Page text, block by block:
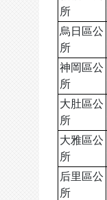
所
烏日區公
所
神岡區公
所
大肚區公
所
大雅區公
所
后里區公
所